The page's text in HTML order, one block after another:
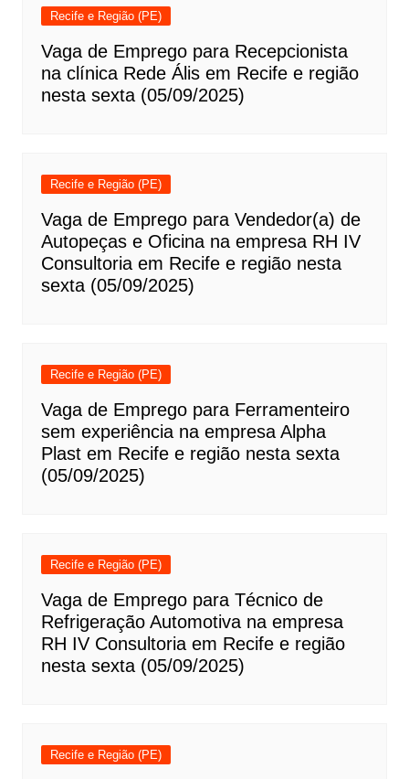
Recife e Região (PE)
Vaga de Emprego para Recepcionista
na clínica Rede Ális em Recife e região
nesta sexta (05/09/2025)
Recife e Região (PE)
Vaga de Emprego para Vendedor(a) de
Autopeças e Oficina na empresa RH IV
Consultoria em Recife e região nesta
sexta (05/09/2025)
Recife e Região (PE)
Vaga de Emprego para Ferramenteiro
sem experiência na empresa Alpha
Plast em Recife e região nesta sexta
(05/09/2025)
Recife e Região (PE)
Vaga de Emprego para Técnico de
Refrigeração Automotiva na empresa
RH IV Consultoria em Recife e região
nesta sexta (05/09/2025)
Recife e Região (PE)